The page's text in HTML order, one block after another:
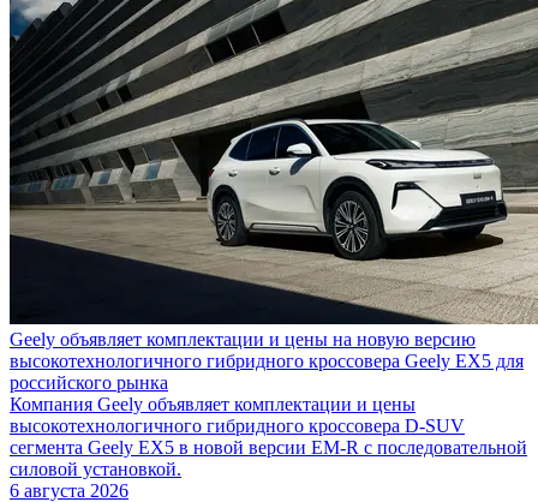
Geely объявляет комплектации и цены на новую версию
высокотехнологичного гибридного кроссовера Geely EX5 для
российского рынка
Компания Geely объявляет комплектации и цены
высокотехнологичного гибридного кроссовера D-SUV
сегмента Geely EX5 в новой версии EM-R с последовательной
силовой установкой.
6 августа 2026